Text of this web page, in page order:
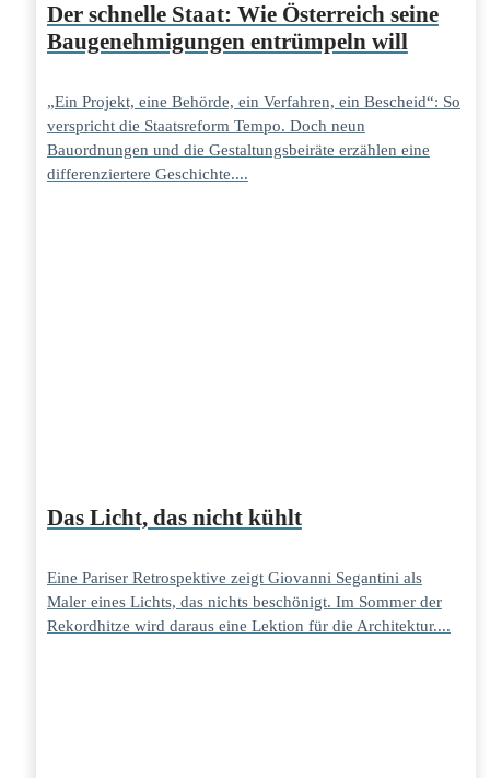
Der schnelle Staat: Wie Österreich seine
Baugenehmigungen entrümpeln will
„Ein Projekt, eine Behörde, ein Verfahren, ein Bescheid“: So
verspricht die Staatsreform Tempo. Doch neun
Bauordnungen und die Gestaltungsbeiräte erzählen eine
differenziertere Geschichte....
Das Licht, das nicht kühlt
Eine Pariser Retrospektive zeigt Giovanni Segantini als
Maler eines Lichts, das nichts beschönigt. Im Sommer der
Rekordhitze wird daraus eine Lektion für die Architektur....